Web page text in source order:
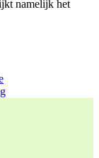
namelijk het